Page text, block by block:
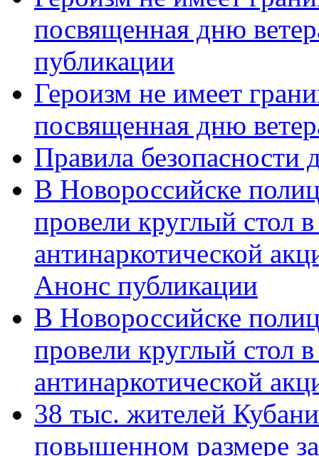
посвященная дню
публикации
Героизм не имеет
посвященная дню
Правила безопасности
В Новороссийске
провели круглый стол
антинаркотической
Анонс публикации
В Новороссийске
провели круглый стол
антинаркотической
38 тыс. жителей
повышенном размере